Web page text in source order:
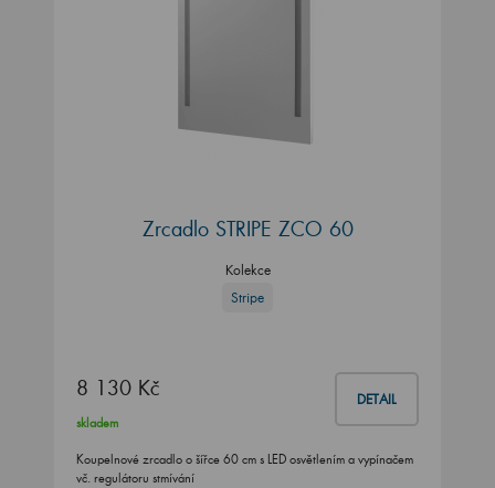
Zrcadlo STRIPE ZCO 60
Kolekce
Stripe
8 130 Kč DETAIL
skladem
Koupelnové zrcadlo o šířce 60 cm s LED osvětlením a vypínačem
vč. regulátoru stmívání